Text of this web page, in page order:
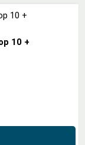
10 +